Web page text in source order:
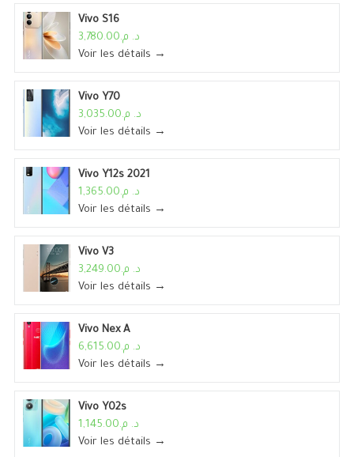
Vivo S16
د. م.3,780.00
Voir les détails →
Vivo Y70
د. م.3,035.00
Voir les détails →
Vivo Y12s 2021
د. م.1,365.00
Voir les détails →
Vivo V3
د. م.3,249.00
Voir les détails →
Vivo Nex A
د. م.6,615.00
Voir les détails →
Vivo Y02s
د. م.1,145.00
Voir les détails →